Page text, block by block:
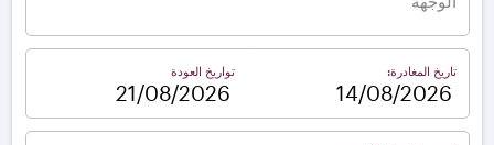
تاريخ المغادرة: تواريخ العودة